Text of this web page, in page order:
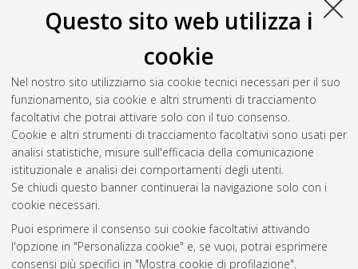
Questo sito web utilizza i
cookie
Nel nostro sito utilizziamo sia cookie tecnici necessari per il suo
funzionamento, sia cookie e altri strumenti di tracciamento
facoltativi che potrai attivare solo con il tuo consenso.
Cookie e altri strumenti di tracciamento facoltativi sono usati per
analisi statistiche, misure sull'efficacia della comunicazione
istituzionale e analisi dei comportamenti degli utenti.
Se chiudi questo banner continuerai la navigazione solo con i
cookie necessari.
Puoi esprimere il consenso sui cookie facoltativi attivando
l'opzione in "Personalizza cookie" e, se vuoi, potrai esprimere
consensi più specifici in "Mostra cookie di profilazione".
Attribuzione - Non commerciale - Non opere
derivate 4.0 (CC BY-NC-ND 4.0)
Contatta l'autore
Abstract
Altri metadati
Gestione del documento:
Atom
Rss 1.0